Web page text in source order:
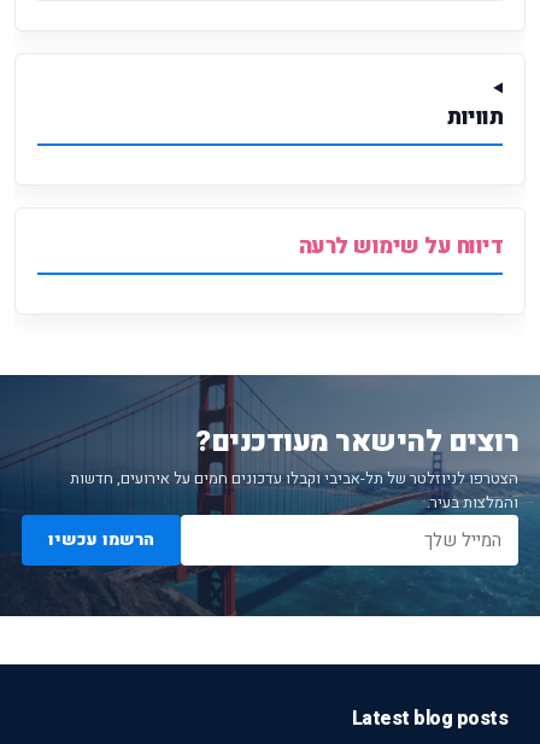
תוויות
דיווח על שימוש לרעה
רוצים להישאר מעודכנים?
הצטרפו לניוזלטר של תל-אביבי וקבלו עדכונים חמים על אירועים, חדשות
והמלצות בעיר.
הרשמו עכשיו
Latest blog posts